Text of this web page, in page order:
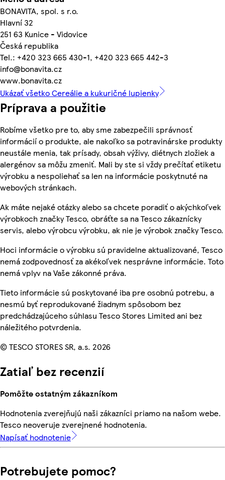
BONAVITA, spol. s r.o.
Hlavní 32
251 63 Kunice - Vidovice
Česká republika
Tel.: +420 323 665 430-1, +420 323 665 442-3
info@bonavita.cz
www.bonavita.cz
Ukázať všetko Cereálie a kukuričné lupienky
Príprava a použitie
Robíme všetko pre to, aby sme zabezpečili správnosť
informácií o produkte, ale nakoľko sa potravinárske produkty
neustále menia, tak prísady, obsah výživy, diétnych zložiek a
alergénov sa môžu zmeniť. Mali by ste si vždy prečítať etiketu
výrobku a nespoliehať sa len na informácie poskytnuté na
webových stránkach.
Ak máte nejaké otázky alebo sa chcete poradiť o akýchkoľvek
výrobkoch značky Tesco, obráťte sa na Tesco zákaznícky
servis, alebo výrobcu výrobku, ak nie je výrobok značky Tesco.
Hoci informácie o výrobku sú pravidelne aktualizované, Tesco
nemá zodpovednosť za akékoľvek nesprávne informácie. Toto
nemá vplyv na Vaše zákonné práva.
Tieto informácie sú poskytované iba pre osobnú potrebu, a
nesmú byť reprodukované žiadnym spôsobom bez
predchádzajúceho súhlasu Tesco Stores Limited ani bez
náležitého potvrdenia.
© TESCO STORES SR, a.s. 2026
Zatiaľ bez recenzií
Pomôžte ostatným zákazníkom
Hodnotenia zverejňujú naši zákazníci priamo na našom webe.
Tesco neoveruje zverejnené hodnotenia.
Napísať hodnotenie
Potrebujete pomoc?